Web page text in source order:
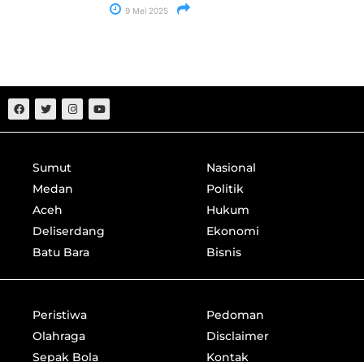
9 Mei 2025
Sumut
Medan
Aceh
Deliserdang
Batu Bara
Nasional
Politik
Hukum
Ekonomi
Bisnis
Peristiwa
Olahraga
Sepak Bola
Pedoman
Disclaimer
Kontak